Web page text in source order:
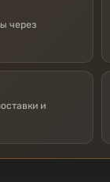
через
и